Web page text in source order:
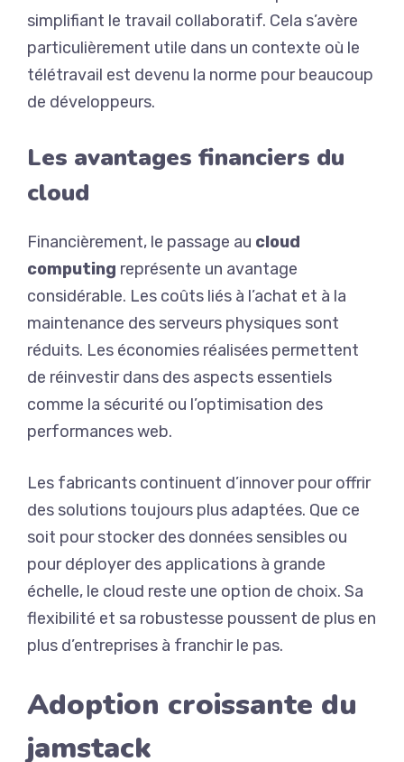
simplifiant le travail collaboratif. Cela s’avère
particulièrement utile dans un contexte où le
télétravail est devenu la norme pour beaucoup
de développeurs.
Les avantages financiers du
cloud
Financièrement, le passage au cloud
computing représente un avantage
considérable. Les coûts liés à l’achat et à la
maintenance des serveurs physiques sont
réduits. Les économies réalisées permettent
de réinvestir dans des aspects essentiels
comme la sécurité ou l’optimisation des
performances web.
Les fabricants continuent d’innover pour offrir
des solutions toujours plus adaptées. Que ce
soit pour stocker des données sensibles ou
pour déployer des applications à grande
échelle, le cloud reste une option de choix. Sa
flexibilité et sa robustesse poussent de plus en
plus d’entreprises à franchir le pas.
Adoption croissante du
jamstack